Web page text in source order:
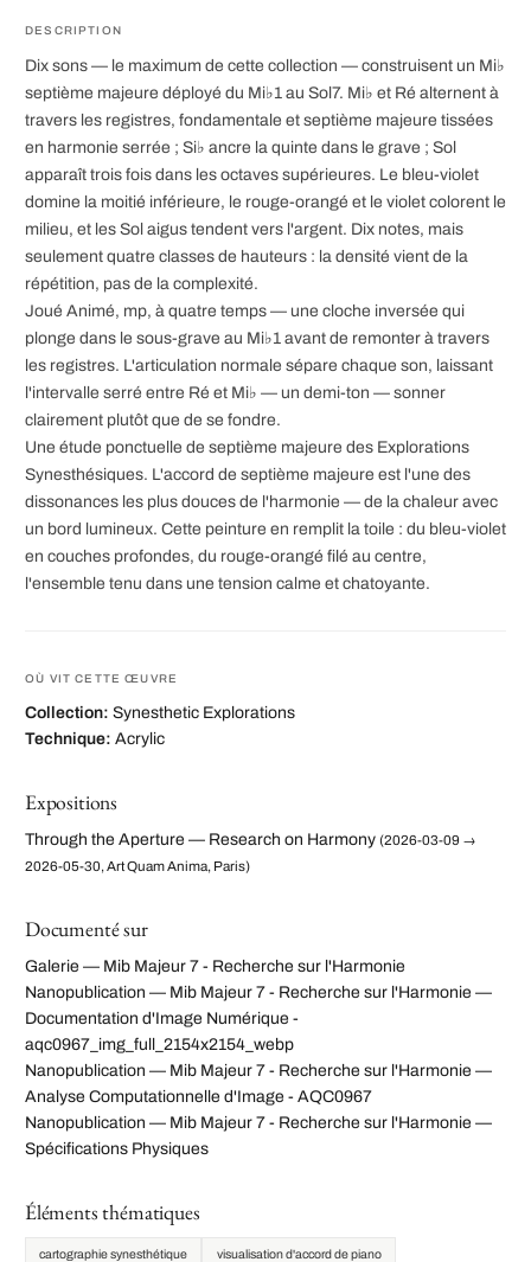
DESCRIPTION
Dix sons — le maximum de cette collection — construisent un Mi♭
septième majeure déployé du Mi♭1 au Sol7. Mi♭ et Ré alternent à
travers les registres, fondamentale et septième majeure tissées
en harmonie serrée ; Si♭ ancre la quinte dans le grave ; Sol
apparaît trois fois dans les octaves supérieures. Le bleu-violet
domine la moitié inférieure, le rouge-orangé et le violet colorent le
milieu, et les Sol aigus tendent vers l'argent. Dix notes, mais
seulement quatre classes de hauteurs : la densité vient de la
répétition, pas de la complexité.
Joué Animé, mp, à quatre temps — une cloche inversée qui
plonge dans le sous-grave au Mi♭1 avant de remonter à travers
les registres. L'articulation normale sépare chaque son, laissant
l'intervalle serré entre Ré et Mi♭ — un demi-ton — sonner
clairement plutôt que de se fondre.
Une étude ponctuelle de septième majeure des Explorations
Synesthésiques. L'accord de septième majeure est l'une des
dissonances les plus douces de l'harmonie — de la chaleur avec
un bord lumineux. Cette peinture en remplit la toile : du bleu-violet
en couches profondes, du rouge-orangé filé au centre,
l'ensemble tenu dans une tension calme et chatoyante.
OÙ VIT CETTE ŒUVRE
Collection: Synesthetic Explorations
Technique: Acrylic
Expositions
Through the Aperture — Research on Harmony (2026-03-09 →
2026-05-30, Art Quam Anima, Paris)
Documenté sur
Galerie — Mib Majeur 7 - Recherche sur l'Harmonie
Nanopublication — Mib Majeur 7 - Recherche sur l'Harmonie —
Documentation d'Image Numérique -
aqc0967_img_full_2154x2154_webp
Nanopublication — Mib Majeur 7 - Recherche sur l'Harmonie —
Analyse Computationnelle d'Image - AQC0967
Nanopublication — Mib Majeur 7 - Recherche sur l'Harmonie —
Spécifications Physiques
Éléments thématiques
cartographie synesthétique visualisation d'accord de piano